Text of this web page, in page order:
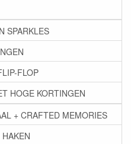
SPARKLES
FLOP
HOGE KORTINGEN
+ CRAFTED MEMORIES